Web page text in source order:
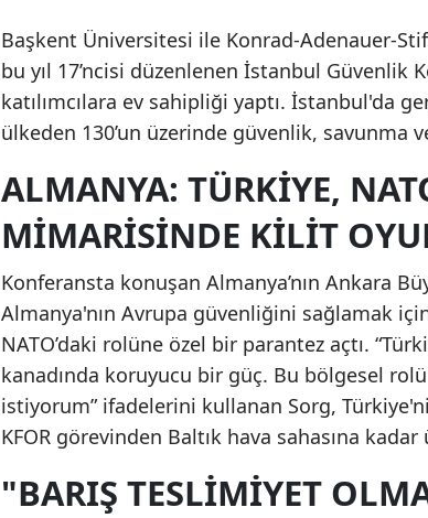
Başkent Üniversitesi ile Konrad-Adenauer-
bu yıl 17’ncisi düzenlenen İstanbul Güvenlik
katılımcılara ev sahipliği yaptı. İstanbul'da
ülkeden 130’un üzerinde güvenlik, savunma
ALMANYA: TÜRKIYE,
MIMARISINDE KILIT
Konferansta konuşan Almanya’nın Ankara
Almanya'nın Avrupa güvenliğini sağlamak
NATO’daki rolüne özel bir parantez açtı.
kanadında koruyucu bir güç. Bu bölgesel
istiyorum” ifadelerini kullanan Sorg,
KFOR görevinden Baltık hava sahasına
"BARIŞ TESLIMIYET